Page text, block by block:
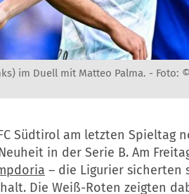
im Duell mit Matteo Palma. - Foto:
Südtirol am letzten Spieltag
in der Serie B. Am
– die Ligurier sicherten
Die Weiß-Roten zeigten